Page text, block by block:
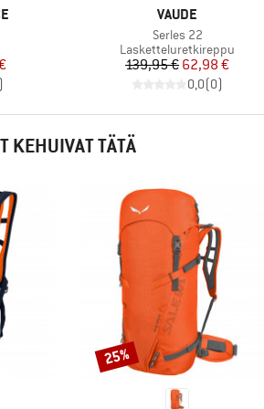
hinta
)
MERKKI
VAUDE
Tuote
Serles 22
Tuoteryhmä
Lasketteluretkireppu
Hinta
139,95 €Alennettu hinta
62,98 €
0,0(0)
KEHUIVAT TÄTÄ
Alennus
25%